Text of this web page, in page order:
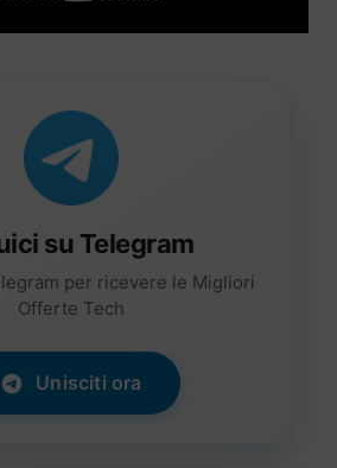
su Telegram
per ricevere le Migliori
Offerte Tech
Unisciti ora